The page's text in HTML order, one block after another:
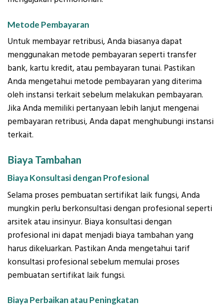
Metode Pembayaran
Untuk membayar retribusi, Anda biasanya dapat
menggunakan metode pembayaran seperti transfer
bank, kartu kredit, atau pembayaran tunai. Pastikan
Anda mengetahui metode pembayaran yang diterima
oleh instansi terkait sebelum melakukan pembayaran.
Jika Anda memiliki pertanyaan lebih lanjut mengenai
pembayaran retribusi, Anda dapat menghubungi instansi
terkait.
Biaya Tambahan
Biaya Konsultasi dengan Profesional
Selama proses pembuatan sertifikat laik fungsi, Anda
mungkin perlu berkonsultasi dengan profesional seperti
arsitek atau insinyur. Biaya konsultasi dengan
profesional ini dapat menjadi biaya tambahan yang
harus dikeluarkan. Pastikan Anda mengetahui tarif
konsultasi profesional sebelum memulai proses
pembuatan sertifikat laik fungsi.
Biaya Perbaikan atau Peningkatan